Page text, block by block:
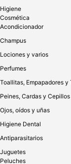
Sí, al rociar sobre
y luego se puede
cubrir toda la
prescripción
paralelo al
Para infecciones o
que vea una
de los oídos,
desodorante en el
¿Se puede usar en
zona sensible,
Higiene
Cosmética
Acondicionador
Champus
Lociones y varios
Perfumes
Toallitas, Empapadores y
Peines, Cardas y Cepillos
Ojos, oídos y uñas
Higiene Dental
Antiparasitarios
Juguetes
Peluches